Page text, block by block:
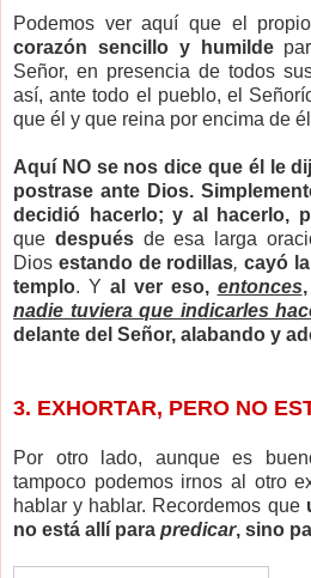
Podemos ver aquí que el
corazón sencillo y humilde
Señor, en presencia de todos
así, ante todo el pueblo, el
que él y que reina por encima de
Aquí NO se nos dice que él le
postrase ante Dios.
decidió hacerlo; y al hacerlo,
que despuésde esa larga
Dios estando de rodillas, cayó
templo. Y al ver eso, entonces
nadie tuviera que indicarles
delante del Señor, alabando y
3. EXHORTAR, PERO NO
Por otro lado, aunque es
tampoco podemos irnos al otro
hablar y hablar. Recordemos que
no está allí para predicar, sino